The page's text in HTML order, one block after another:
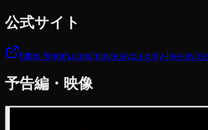
公式サイト
https://mgm.com/movies/you-only-live-twice
予告編・映像